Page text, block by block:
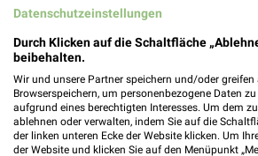
Datenschutzeinstellungen
Durch Klicken auf die Schaltfläche
beibehalten.
Wir und unsere Partner speichern und/oder
Browserspeichern, um personenbezogene Daten
aufgrund eines berechtigten Interesses. Um dem
ablehnen oder verwalten, indem Sie auf die
der linken unteren Ecke der Website klicken. Um
der Website und klicken Sie auf den Menüpunkt